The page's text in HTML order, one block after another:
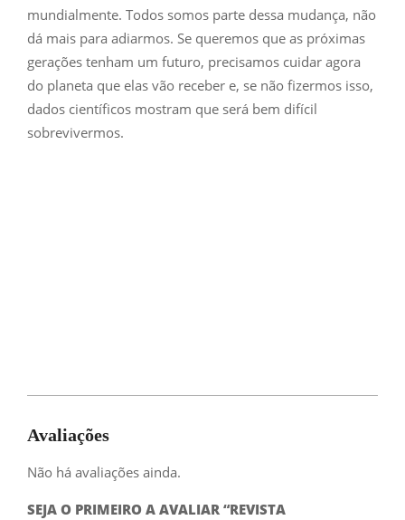
mundialmente. Todos somos parte dessa mudança, não
dá mais para adiarmos. Se queremos que as próximas
gerações tenham um futuro, precisamos cuidar agora
do planeta que elas vão receber e, se não fizermos isso,
dados científicos mostram que será bem difícil
sobrevivermos.
Avaliações
Não há avaliações ainda.
SEJA O PRIMEIRO A AVALIAR “REVISTA